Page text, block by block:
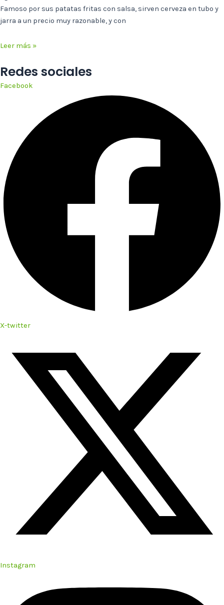
Famoso por sus patatas fritas con salsa, sirven cerveza en tubo y
jarra a un precio muy razonable, y con
Leer más »
Redes sociales
Facebook
X-twitter
Instagram